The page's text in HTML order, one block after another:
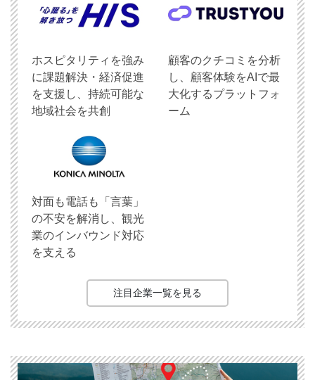
ホスピタリティを強み
に課題解決・経済促進
を支援し、持続可能な
地域社会を共創
顧客のクチコミを分析
し、顧客体験をAIで最
大化するプラットフォ
ーム
対面も電話も「言葉」
の不安を解消し、観光
業のインバウンド対応
を支える
注目企業一覧を見る